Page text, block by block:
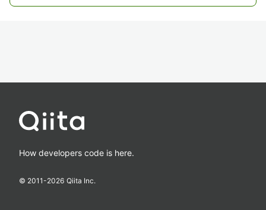
How developers code is here.
© 2011-2026 Qiita Inc.